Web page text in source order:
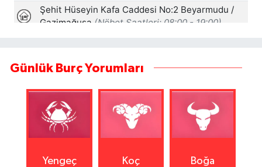
Günlük Burç Yorumları
Yengeç Koç Boğa